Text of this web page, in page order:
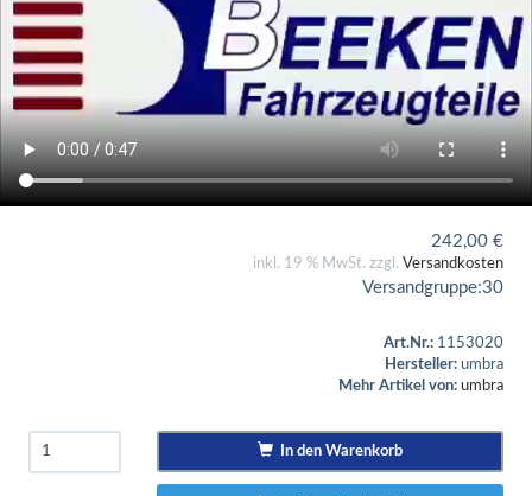
242,00 €
inkl. 19 % MwSt. zzgl. Versandkosten
Versandgruppe:30
Art.Nr.: 1153020
Hersteller: umbra
Mehr Artikel von: umbra
In den Warenkorb